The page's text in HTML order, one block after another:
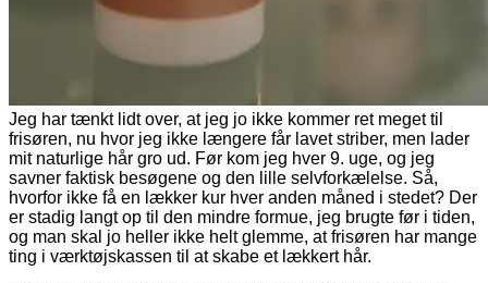
Jeg har tænkt lidt over, at jeg jo ikke kommer ret meget til
frisøren, nu hvor jeg ikke længere får lavet striber, men lader
mit naturlige hår gro ud. Før kom jeg hver 9. uge, og jeg
savner faktisk besøgene og den lille selvforkælelse. Så,
hvorfor ikke få en lækker kur hver anden måned i stedet? Der
er stadig langt op til den mindre formue, jeg brugte før i tiden,
og man skal jo heller ikke helt glemme, at frisøren har mange
ting i værktøjskassen til at skabe et lækkert hår.